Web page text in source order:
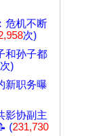
危机不断
次)
和孙子都
次)
新职务曝
影协副主
(231,730